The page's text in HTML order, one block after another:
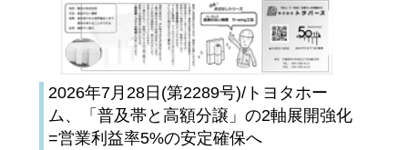
2026年7月28日(第2289号)/トヨタホー
ム、「普及帯と高額分譲」の2軸展開強化
=営業利益率5%の安定確保へ